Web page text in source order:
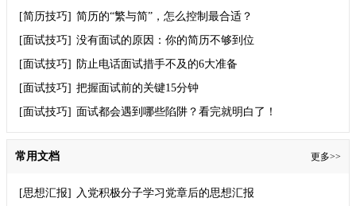
[简历技巧] 简历的“繁与简”，怎么控制最合适？
[面试技巧] 没有面试的原因：你的简历不够到位
[面试技巧]
防止电话面试措手不及的6大准备
[面试技巧] 把握面试前的关键15分钟
[面试技巧] 面试都会遇到哪些陷阱？看完就明白了！
常用文档 更多>>
[思想汇报]
入党积极分子学习党章后的思想汇报